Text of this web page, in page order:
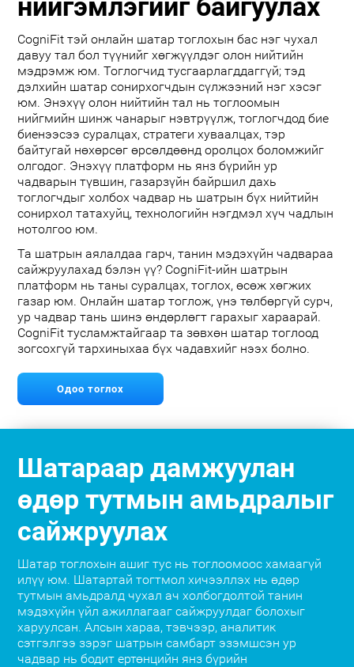
нийгэмлэгийг байгуулах
CogniFit тэй онлайн шатар тоглохын бас нэг чухал
давуу тал бол түүнийг хөгжүүлдэг олон нийтийн
мэдрэмж юм. Тоглогчид тусгаарлагддаггүй; тэд
дэлхийн шатар сонирхогчдын сүлжээний нэг хэсэг
юм. Энэхүү олон нийтийн тал нь тоглоомын
нийгмийн шинж чанарыг нэвтрүүлж, тоглогчдод бие
биенээсээ суралцах, стратеги хуваалцах, тэр
байтугай нөхөрсөг өрсөлдөөнд оролцох боломжийг
олгодог. Энэхүү платформ нь янз бүрийн ур
чадварын түвшин, газарзүйн байршил дахь
тоглогчдыг холбох чадвар нь шатрын бүх нийтийн
сонирхол татахуйц, технологийн нэгдмэл хүч чадлын
нотолгоо юм.
Та шатрын аялалдаа гарч, танин мэдэхүйн чадвараа
сайжруулахад бэлэн үү? CogniFit-ийн шатрын
платформ нь таны суралцах, тоглох, өсөж хөгжих
газар юм. Онлайн шатар тоглож, үнэ төлбөргүй сурч,
ур чадвар тань шинэ өндөрлөгт гарахыг хараарай.
CogniFit тусламжтайгаар та зөвхөн шатар тоглоод
зогсохгүй тархиныхаа бүх чадавхийг нээх болно.
Одоо тоглох
Шатараар дамжуулан
өдөр тутмын амьдралыг
сайжруулах
Шатар тоглохын ашиг тус нь тоглоомоос хамаагүй
илүү юм. Шатартай тогтмол хичээллэх нь өдөр
тутмын амьдралд чухал ач холбогдолтой танин
мэдэхүйн үйл ажиллагааг сайжруулдаг болохыг
харуулсан. Алсын хараа, тэвчээр, аналитик
сэтгэлгээ зэрэг шатрын самбарт эзэмшсэн ур
чадвар нь бодит ертөнцийн янз бүрийн